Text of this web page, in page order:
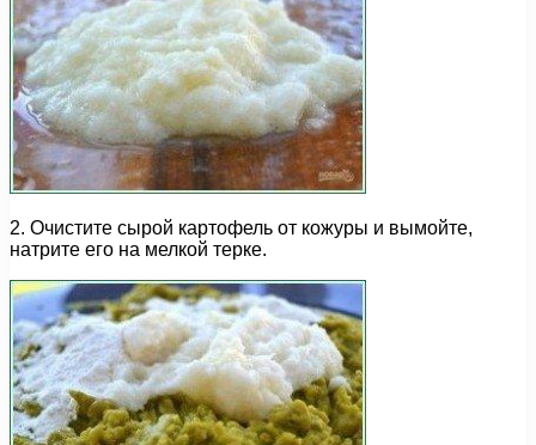
2. Очистите сырой картофель от кожуры и вымойте,
натрите его на мелкой терке.